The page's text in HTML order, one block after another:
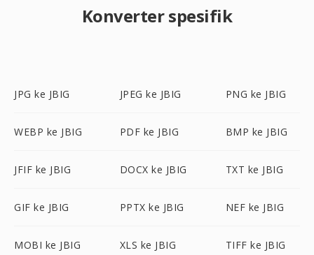
Konverter spesifik
JPG ke JBIG JPEG ke JBIG PNG ke JBIG
WEBP ke JBIG PDF ke JBIG BMP ke JBIG
JFIF ke JBIG DOCX ke JBIG TXT ke JBIG
GIF ke JBIG PPTX ke JBIG NEF ke JBIG
MOBI ke JBIG XLS ke JBIG TIFF ke JBIG